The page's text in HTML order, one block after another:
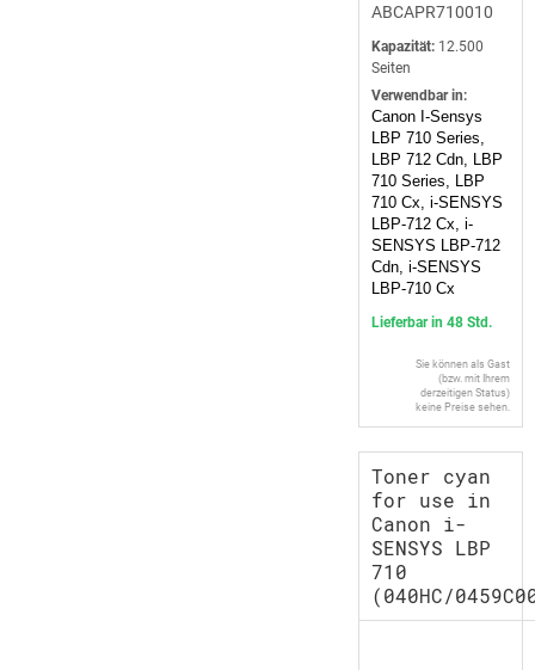
ABCAPR710010
Kapazität: 12.500
Seiten
Verwendbar in:
Canon I-Sensys
LBP 710 Series,
LBP 712 Cdn, LBP
710 Series, LBP
710 Cx, i-SENSYS
LBP-712 Cx, i-
SENSYS LBP-712
Cdn, i-SENSYS
LBP-710 Cx
Lieferbar in 48 Std.
Sie können als Gast
(bzw. mit Ihrem
derzeitigen Status)
keine Preise sehen.
Toner cyan
for use in
Canon i-
SENSYS LBP
710
(040HC/